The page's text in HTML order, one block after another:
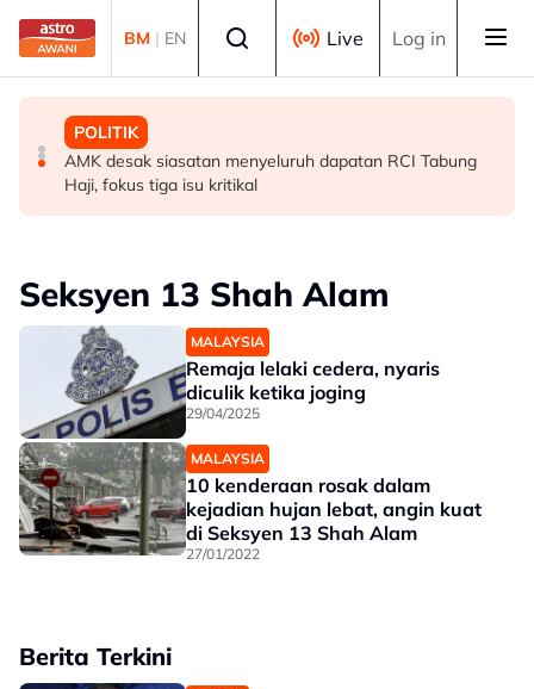
Skip to main content
BM | EN Live Log in
POLITIK
[TERKINI] Buat masa ini, Bersatu masih anggota PN -
Ahmad Samsuri
MALAYSIA
RCI Tabung Haji: YADIM sokong titah Agong, mahu
dapatan disusuli tindakan tegas
POLITIK
AMK desak siasatan menyeluruh dapatan RCI Tabung
Haji, fokus tiga isu kritikal
Seksyen 13 Shah Alam
MALAYSIA
Remaja lelaki cedera, nyaris
diculik ketika joging
29/04/2025
MALAYSIA
10 kenderaan rosak dalam
kejadian hujan lebat, angin kuat
di Seksyen 13 Shah Alam
27/01/2022
Berita Terkini